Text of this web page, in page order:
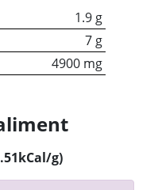
1.9 g
7 g
4900 mg
g)